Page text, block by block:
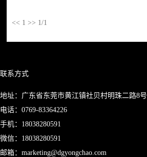
<< 1 >> 1/1
联系方式
地址：广东省东莞市黄江镇社贝村明珠二路8号
电话： 0769-83364226
手机： 18038280591
微信：18038280591
邮箱： marketing@dgyongchao.com